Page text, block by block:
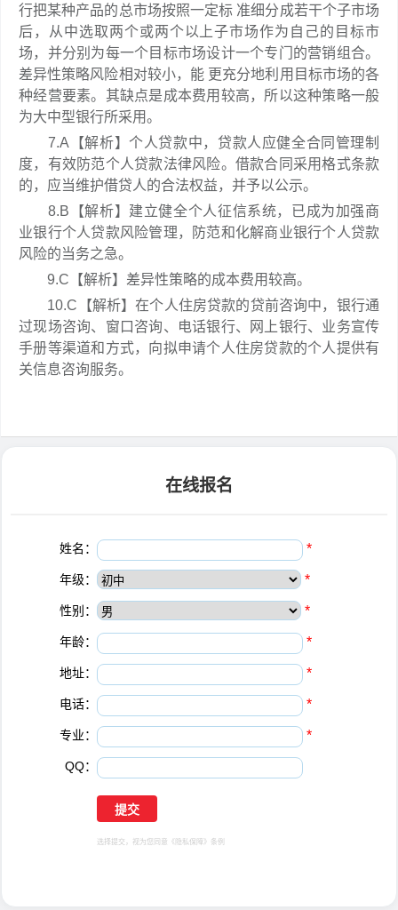
行把某种产品的总市场按照一定标 准细分成若干个子市场
后，从中选取两个或两个以上子市场作为自己的目标市
场，并分别为每一个目标市场设计一个专门的营销组合。
差异性策略风险相对较小，能 更充分地利用目标市场的各
种经营要素。其缺点是成本费用较高，所以这种策略一般
为大中型银行所采用。
7.A【解析】个人贷款中，贷款人应健全合同管理制
度，有效防范个人贷款法律风险。借款合同采用格式条款
的，应当维护借贷人的合法权益，并予以公示。
8.B【解析】建立健全个人征信系统，已成为加强商
业银行个人贷款风险管理，防范和化解商业银行个人贷款
风险的当务之急。
9.C【解析】差异性策略的成本费用较高。
10.C【解析】在个人住房贷款的贷前咨询中，银行通
过现场咨询、窗口咨询、电话银行、网上银行、业务宣传
手册等渠道和方式，向拟申请个人住房贷款的个人提供有
关信息咨询服务。
在线报名
姓名： *
年级： *
性别： *
年龄： *
地址： *
电话： *
专业： *
QQ：
选择提交，视为您同意 《隐私保障》 条例